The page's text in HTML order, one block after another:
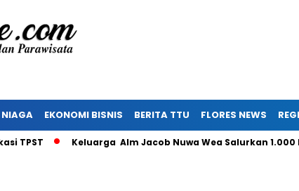
NIAGA EKONOMI BISNIS BERITA TTU FLORES NEWS
Keluarga Alm Jacob Nuwa Wea Salurkan 1.000